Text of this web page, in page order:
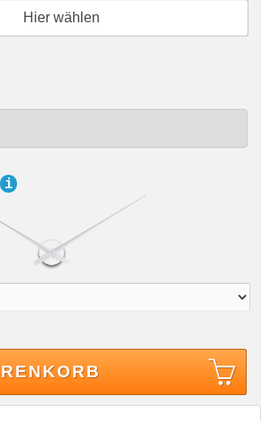
Hier wählen
i